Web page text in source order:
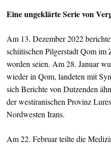
Eine ungeklärte Serie von
Am 13. Dezember 2022
schiitischen Pilgerstadt Qom im
worden seien. Am 28. Januar
wieder in Qom, landeten mit
sich Berichte von Dutzenden
der westiranischen Provinz
Nordwesten Irans.
Am 22. Februar teilte die